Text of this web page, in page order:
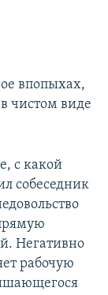
впопыхах,
в чистом виде
с какой
собеседник
Негативно
рабочую